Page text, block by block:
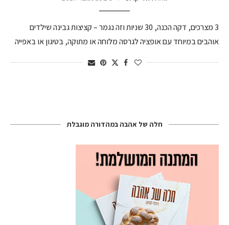
3 מצרכים, דקה הכנה, 30 שניות וזה נגמר – קציצות גבינה שילדים
אוהבים במיוחד עם אופציה לגרסה מלוחה או מתוקה, בטיגון או באפייה
חלה של אהבה במהדורה מוגבלת